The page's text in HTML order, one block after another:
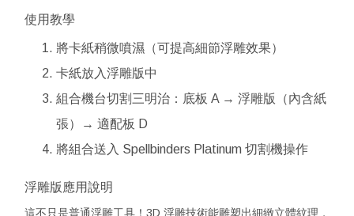
使用教學
將卡紙稍微噴濕（可提高細節浮雕效果）
卡紙放入浮雕版中
組合機台切割三明治：底板 A → 浮雕版（內含紙
張）→ 適配板 D
將組合送入 Spellbinders Platinum 切割機操作
浮雕版應用說明
這不只是普通浮雕工具！3D 浮雕技術能雕塑出細緻立體紋理，